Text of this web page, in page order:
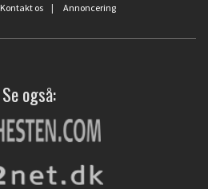
Kontakt os | Annoncering
Se også: